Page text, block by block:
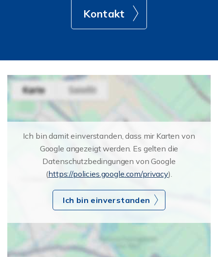
Kontakt
Ich bin damit einverstanden, dass mir Karten von
Google angezeigt werden. Es gelten die
Datenschutzbedingungen von Google
(https://policies.google.com/privacy).
Ich bin einverstanden